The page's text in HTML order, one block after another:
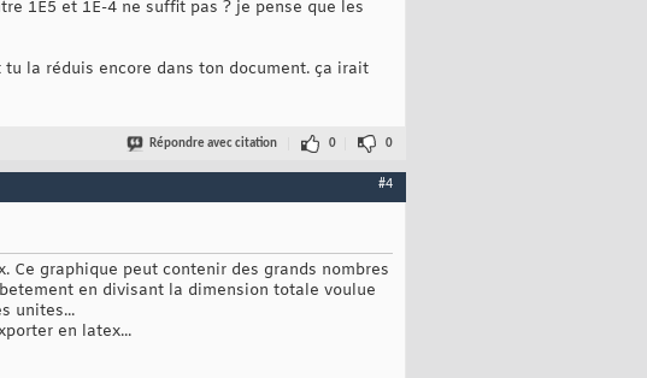
1E5 et 1E-4 ne suffit pas ? je pense que les
la réduis encore dans ton document. ça irait
Répondre avec citation 0 0
#4
graphique peut contenir des grands nombres
en divisant la dimension totale voulue
unites...
en latex...